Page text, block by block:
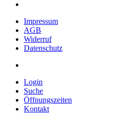
Impressum
AGB
Widerruf
Datenschutz
Login
Suche
Öffnungszeiten
Kontakt